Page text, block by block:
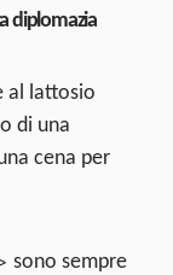
diplomazia
al lattosio
di una
cena per
sono sempre